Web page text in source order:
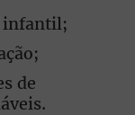
infantil;
de